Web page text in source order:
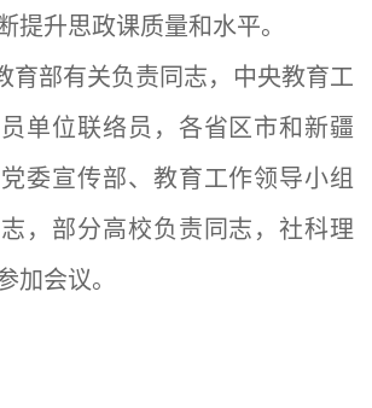
提升思政课质量和水平。
育部有关负责同志，中央教育工
单位联络员，各省区市和新疆
委宣传部、教育工作领导小组
，部分高校负责同志，社科理
加会议。